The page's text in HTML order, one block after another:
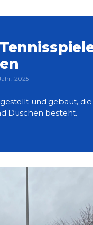
2025
und gebaut, die
Duschen besteht.